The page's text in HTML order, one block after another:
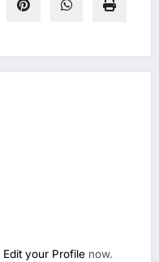
Edit your Profile now.